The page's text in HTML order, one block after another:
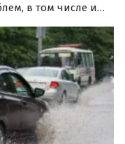
в том числе и
о том, какие
авто и что